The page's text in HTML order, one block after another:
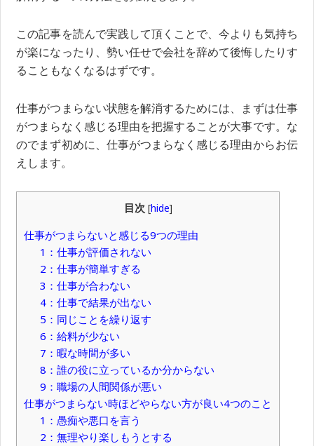
この記事を読んで実践して頂くことで、今よりも気持ち
が楽になったり、勢い任せで会社を辞めて後悔したりす
ることもなくなるはずです。
仕事がつまらない状態を解消するためには、まずは仕事
がつまらなく感じる理由を把握することが大事です。な
のでまず初めに、仕事がつまらなく感じる理由からお伝
えします。
目次 [hide]
仕事がつまらないと感じる9つの理由
1：仕事が評価されない
2：仕事が簡単すぎる
3：仕事が合わない
4：仕事で結果が出ない
5：同じことを繰り返す
6：給料が少ない
7：暇な時間が多い
8：誰の役に立っているか分からない
9：職場の人間関係が悪い
仕事がつまらない時ほどやらない方が良い4つのこと
1：愚痴や悪口を言う
2：無理やり楽しもうとする